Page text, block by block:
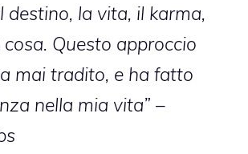
destino, la vita, il karma,
Questo approccio
mai tradito, e ha fatto
nella mia vita” –